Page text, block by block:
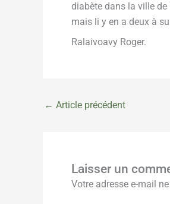
diabète dans la ville
mais li y en a deux à
Ralaivoavy Roger.
← Article précédent
Laisser un
Votre adresse e-mail